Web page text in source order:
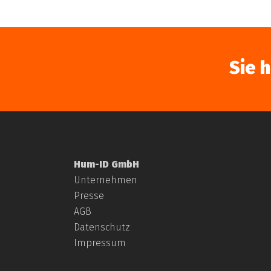
Sie
Hum-ID GmbH
Unternehmen
Presse
AGB
Datenschutz
Impressum